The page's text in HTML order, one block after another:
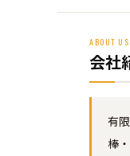
ABOUT US
会社
有
棒